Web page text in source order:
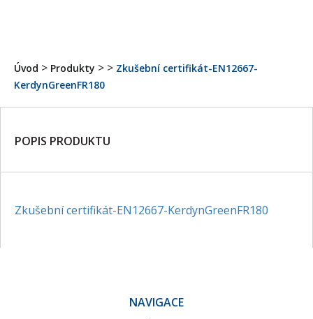
Úvod > Produkty > > Zkušební certifikát-EN12667-
KerdynGreenFR180
POPIS PRODUKTU
Zkušební certifikát-EN12667-KerdynGreenFR180
NAVIGACE